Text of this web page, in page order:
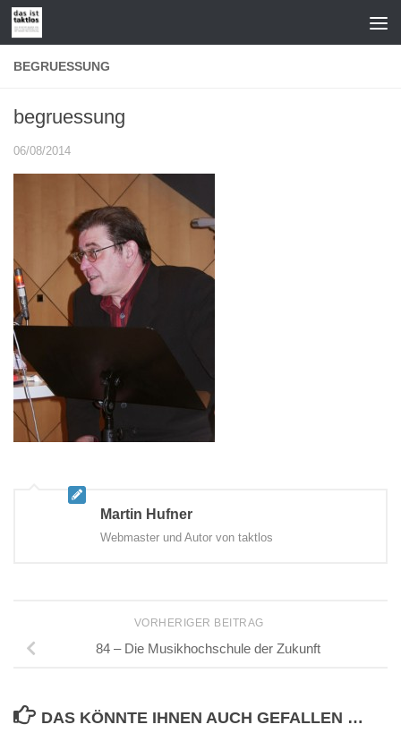
Zum Inhalt springen
BEGRUESSUNG
begruessung
06/08/2014
Martin Hufner
Webmaster und Autor von taktlos
VORHERIGER BEITRAG
84 – Die Musikhochschule der Zukunft
DAS KÖNNTE IHNEN AUCH GEFALLEN …